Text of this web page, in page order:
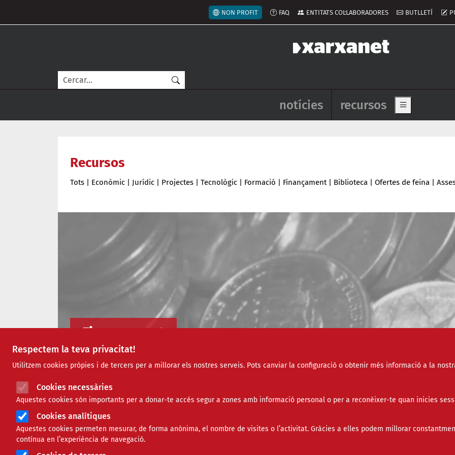
Respectem la teva privacitat!
Utilitzem cookies pròpies i de tercers per a millorar els nostres serveis. Pots canviar la configuració o obtenir més informació a la
Cookies necessàries
Aquestes cookies són importants per a donar-te accés segur a zones amb informació personal o per a reconèixer-te quan inicies
Cookies analítiques
Aquestes cookies permeten mesurar, de forma anònima, el nombre de visites o l’activitat. Gràcies a elles podem millorar
contínua en l’experiència de navegació.
Menú del compte d'usuari
NON PROFIT FAQ ENTITATS COL·LABORADORES BUTLLETÍ
Cerca
Navegació principal de
notícies recursos Show main
Recursos
Tots | Econòmic | Jurídic | Projectes | Tecnològic | Formació | Finançament | Biblioteca | Ofertes de feina |
Finançament